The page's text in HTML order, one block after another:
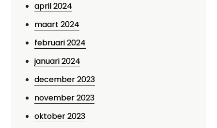
april 2024
maart 2024
februari 2024
januari 2024
december 2023
november 2023
oktober 2023